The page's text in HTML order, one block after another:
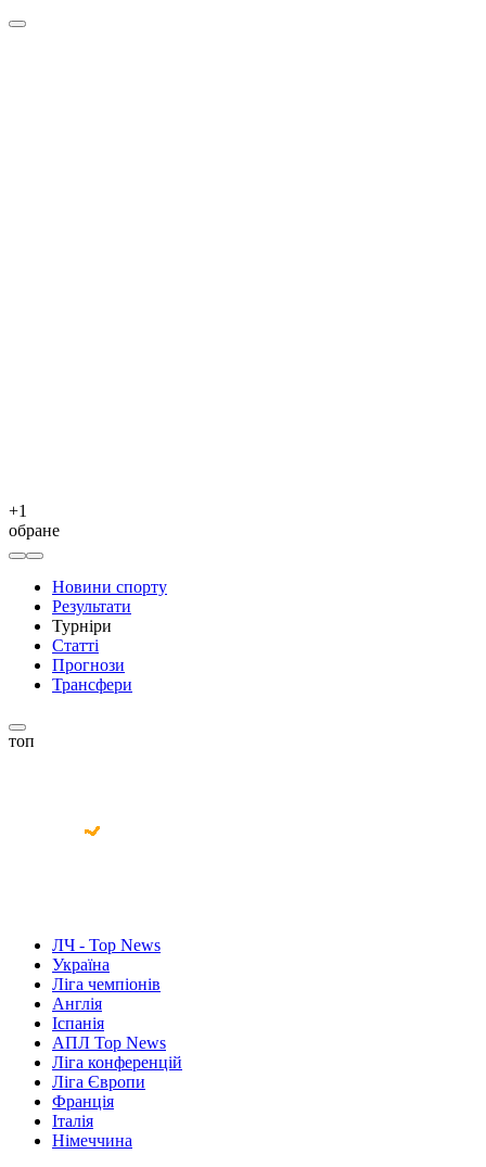
+1
обране
Новини спорту
Результати
Турніри
Статті
Прогнози
Трансфери
топ
ЛЧ - Top News
Україна
Ліга чемпіонів
Англія
Іспанія
АПЛ Top News
Ліга конференцій
Ліга Європи
Франція
Італія
Німеччина